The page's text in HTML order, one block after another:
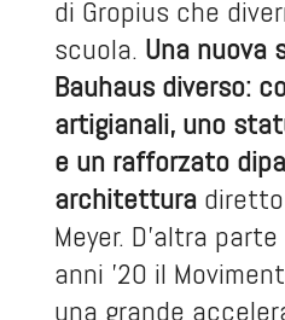
di Gropius che
scuola. Una nuova
Bauhaus diverso:
artigianali, uno
e un rafforzato
architettura
Meyer. D’altra
anni ’20 il
una grande